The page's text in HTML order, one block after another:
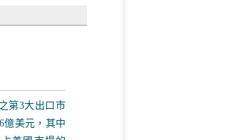
第3大出口市
億美元，其中